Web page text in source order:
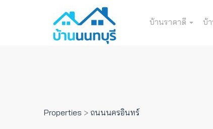
บ้านราคาดี บ้
Properties > ถนนนครอินทร์